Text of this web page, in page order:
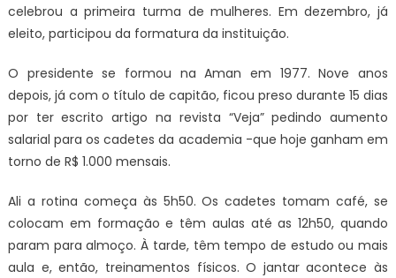
celebrou a primeira turma de mulheres. Em dezembro, já
eleito, participou da formatura da instituição.
O presidente se formou na Aman em 1977. Nove anos
depois, já com o título de capitão, ficou preso durante 15 dias
por ter escrito artigo na revista “Veja” pedindo aumento
salarial para os cadetes da academia -que hoje ganham em
torno de R$ 1.000 mensais.
Ali a rotina começa às 5h50. Os cadetes tomam café, se
colocam em formação e têm aulas até as 12h50, quando
param para almoço. À tarde, têm tempo de estudo ou mais
aula e, então, treinamentos físicos. O jantar acontece às